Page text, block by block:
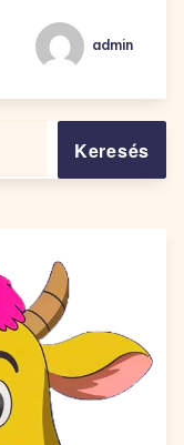
admin